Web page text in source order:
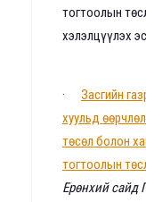
тогтоолын
хэлэлцүүлэх
· Засгийн
хуульд
төсөл болон
тогтоолын
Ерөнхий сайд